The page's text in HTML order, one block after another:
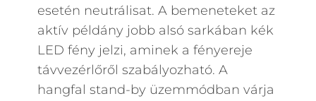
esetén neutrálisat. A bemeneteket az
aktív példány jobb alsó sarkában kék
LED fény jelzi, aminek a fényereje
távvezérlőről szabályozható. A
hangfal stand-by üzemmódban várja